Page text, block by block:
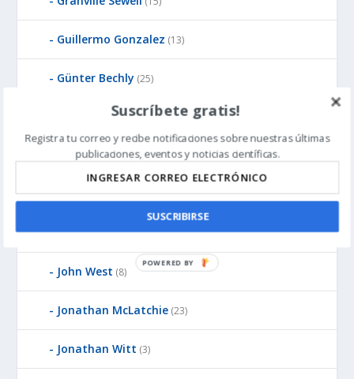
Guillermo Gonzalez (13)
Günter Bechly (25)
Howard Glicksman(8)
Howard Glicksman(5)
James Gills(1)
Jean-Pierre Luminet(2)
John West (8)
Jonathan McLatchie (23)
Jonathan Witt (3)
Suscríbete gratis!
Registra tu correo y recibe notificaciones sobre nuestras últimas
publicaciones, eventos y noticias científicas.
SUSCRIBIRSE
P
E
D